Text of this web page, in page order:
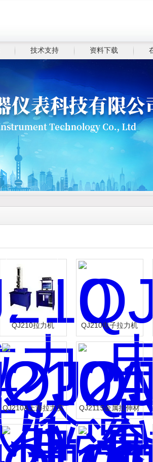
技术支持 资料下载
QJ210拉力机 QJ210电子拉力机
QJ210A上海拉力实
验机
QJ211S金属拉伸材
料试验机